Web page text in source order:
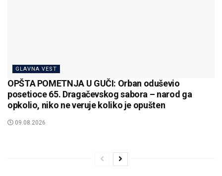
GLAVNA VEST
OPŠTA POMETNJA U GUČI: Orban oduševio
posetioce 65. Dragačevskog sabora – narod ga
opkolio, niko ne veruje koliko je opušten
09.08.2026